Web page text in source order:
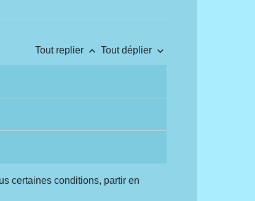
Tout replier keyboard_arrow_up Tout déplier keyboard_arrow_down
certaines conditions, partir en